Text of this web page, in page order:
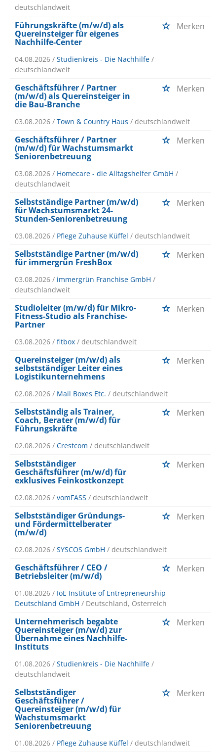
deutschlandweit
Führungskräfte (m/w/d) als
Quereinsteiger für eigenes
Nachhilfe-Center
Merken
04.08.2026 / Studienkreis - Die Nachhilfe /
deutschlandweit
Geschäftsführer / Partner
(m/w/d) als Quereinsteiger in
die Bau-Branche
Merken
03.08.2026 / Town & Country Haus / deutschlandweit
Geschäftsführer / Partner
(m/w/d) für Wachstumsmarkt
Seniorenbetreuung
Merken
03.08.2026 / Homecare - die Alltagshelfer GmbH /
deutschlandweit
Selbstständige Partner (m/w/d)
für Wachstumsmarkt 24-
Stunden-Seniorenbetreuung
Merken
03.08.2026 / Pflege Zuhause Küffel / deutschlandweit
Selbstständige Partner (m/w/d)
für immergrün FreshBox
Merken
03.08.2026 / immergrün Franchise GmbH /
deutschlandweit
Studioleiter (m/w/d) für Mikro-
Fitness-Studio als Franchise-
Partner
Merken
03.08.2026 / fitbox / deutschlandweit
Quereinsteiger (m/w/d) als
selbstständiger Leiter eines
Logistikunternehmens
Merken
02.08.2026 / Mail Boxes Etc. / deutschlandweit
Selbstständig als Trainer,
Coach, Berater (m/w/d) für
Führungskräfte
Merken
02.08.2026 / Crestcom / deutschlandweit
Selbstständiger
Geschäftsführer (m/w/d) für
exklusives Feinkostkonzept
Merken
02.08.2026 / vomFASS / deutschlandweit
Selbstständiger Gründungs-
und Fördermittelberater
(m/w/d)
Merken
02.08.2026 / SYSCOS GmbH / deutschlandweit
Geschäftsführer / CEO /
Betriebsleiter (m/w/d)
Merken
01.08.2026 / IoE Institute of Entrepreneurship
Deutschland GmbH / Deutschland, Österreich
Unternehmerisch begabte
Quereinsteiger (m/w/d) zur
Übernahme eines Nachhilfe-
Instituts
Merken
01.08.2026 / Studienkreis - Die Nachhilfe /
deutschlandweit
Selbstständiger
Geschäftsführer /
Quereinsteiger (m/w/d) für
Wachstumsmarkt
Seniorenbetreuung
Merken
01.08.2026 / Pflege Zuhause Küffel / deutschlandweit